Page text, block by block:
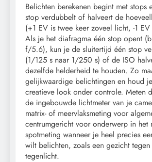
Belichten berekenen begint met stops
stop verdubbelt of halveert de
(+1 EV is twee keer zoveel licht, -1
Als je het diafragma één stop opent
f/5.6), kun je de sluitertijd één stop
(1/125 s naar 1/250 s) of de ISO
dezelfde helderheid te houden. Zo
gelijkwaardige belichtingen en houd
creatieve look onder controle. Meten
de ingebouwde lichtmeter van je
matrix- of meervlaksmeting voor
centrumgericht voor onderwerp in het
spotmeting wanneer je heel precies
wilt belichten, zoals een gezicht
tegenlicht.